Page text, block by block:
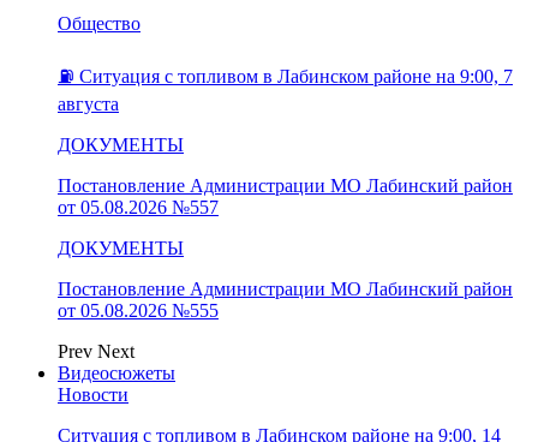
Общество
⛽️ Ситуация с топливом в Лабинском районе на 9:00, 7
августа
ДОКУМЕНТЫ
Постановление Администрации МО Лабинский район
от 05.08.2026 №557
ДОКУМЕНТЫ
Постановление Администрации МО Лабинский район
от 05.08.2026 №555
Prev Next
Видеосюжеты
Новости
Ситуация с топливом в Лабинском районе на 9:00, 14